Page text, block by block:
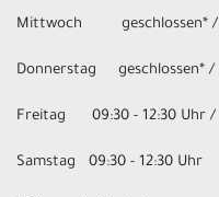
Mittwoch geschlossen* /
Donnerstag geschlossen* /
Freitag 09:30 - 12:30 Uhr /
Samstag 09:30 - 12:30 Uhr